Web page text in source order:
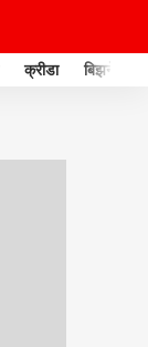
क्रीडा बिझनेस